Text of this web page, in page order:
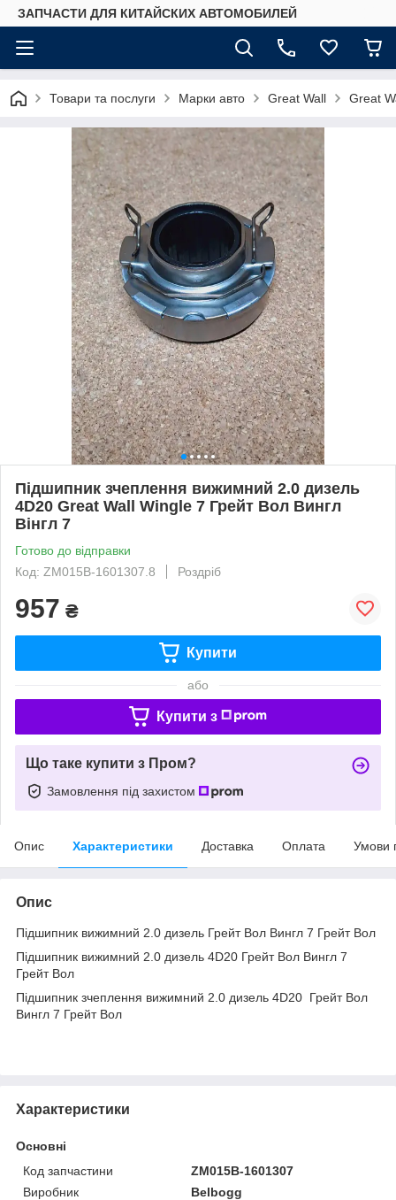
ЗАПЧАСТИ ДЛЯ КИТАЙСКИХ АВТОМОБИЛЕЙ
Товари та послуги Марки авто Great Wall Great
Підшипник зчеплення вижимний 2.0 дизель
4D20 Great Wall Wingle 7 Грейт Вол Вингл
Вінгл 7
Готово до відправки
Код: ZM015B-1601307.8
Роздріб
957 ₴
Купити
або
Купити з
Що таке купити з Пром?
Замовлення під захистом
Опис Характеристики Доставка Оплата Умови
Опис
Підшипник вижимний 2.0 дизель Грейт Вол Вингл 7 Грейт Вол
Підшипник вижимний 2.0 дизель 4D20 Грейт Вол Вингл 7
Грейт Вол
Підшипник зчеплення вижимний 2.0 дизель 4D20 Грейт Вол
Вингл 7 Грейт Вол
Характеристики
Основні
Код запчастини
ZM015B-1601307
Виробник
Belbogg